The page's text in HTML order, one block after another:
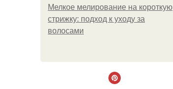
Мелкое мелирование на короткую
стрижку: подход к уходу за
волосами